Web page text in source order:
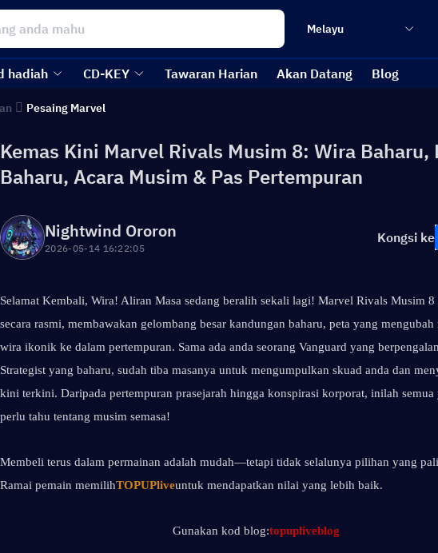
Melayu
hadiah CD-KEY Tawaran Harian Akan Datang Blog
Pesaing Marvel
Kemas Kini Marvel Rivals Musim 8: Wira Baharu,
Baharu, Acara Musim & Pas Pertempuran
Nightwind Ororon
2026-05-14 16:22:05
Kongsi ke
Selamat Kembali, Wira! Aliran Masa sedang beralih sekali lagi! Marvel Rivals Musim 8
secara rasmi, membawakan gelombang besar kandungan baharu, peta yang
wira ikonik ke dalam pertempuran. Sama ada anda seorang Vanguard yang
Strategist yang baharu, sudah tiba masanya untuk mengumpulkan skuad anda dan
kini terkini. Daripada pertempuran prasejarah hingga konspirasi korporat, inilah semua
perlu tahu tentang musim semasa!
Membeli terus dalam permainan adalah mudah—tetapi tidak selalunya pilihan yang
Ramai pemain memilihTOPUPliveuntuk mendapatkan nilai yang lebih baik.
Gunakan kod blog:topupliveblog